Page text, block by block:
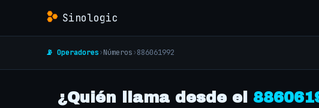
Sinologic
📡 Operadores›Números›886061992
¿Quién llama desde el